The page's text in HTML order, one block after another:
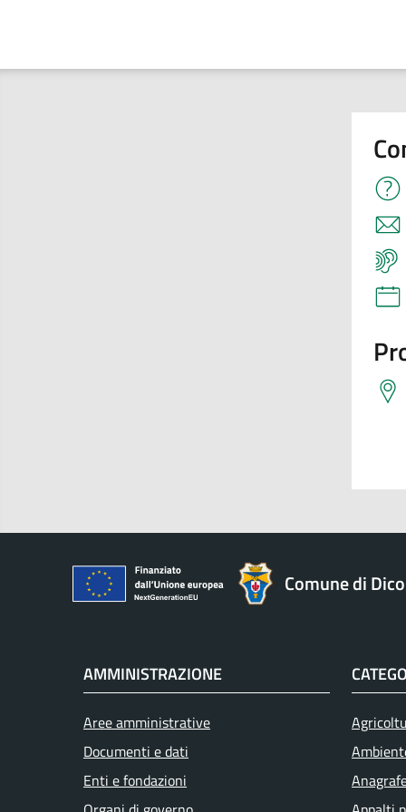
Comune di
AMMINISTRAZIONE
Aree amministrative
Documenti e dati
Enti e fondazioni